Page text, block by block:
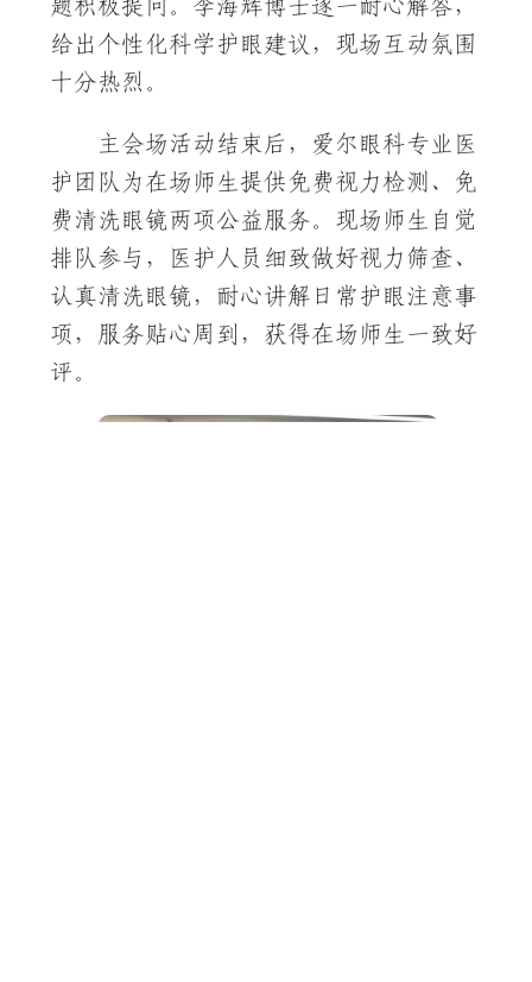
题积极提问。李海辉博士逐一耐心解答，
给出个性化科学护眼建议，现场互动氛围
十分热烈。
主会场活动结束后，爱尔眼科专业医
护团队为在场师生提供免费视力检测、免
费清洗眼镜两项公益服务。现场师生自觉
排队参与，医护人员细致做好视力筛查、
认真清洗眼镜，耐心讲解日常护眼注意事
项，服务贴心周到，获得在场师生一致好
评。